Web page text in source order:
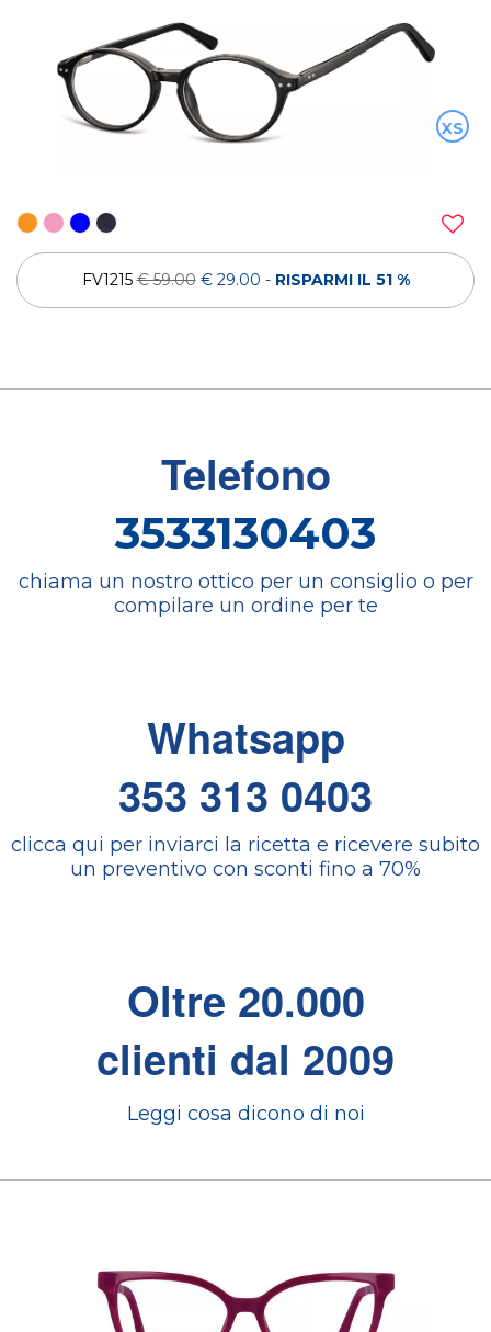
XS
FV1215€ 59.00 € 29.00 - RISPARMI IL 51 %
Telefono
3533130403
chiama un nostro ottico per un consiglio o per
compilare un ordine per te
Whatsapp
353 313 0403
clicca qui per inviarci la ricetta e ricevere subito
un preventivo con sconti fino a 70%
Oltre 20.000
clienti dal 2009
Leggi cosa dicono di noi